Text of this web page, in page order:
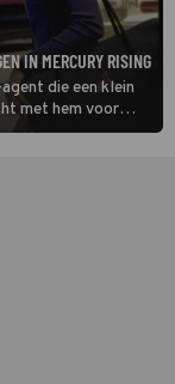
IN MERCURY RISING
die een klein
met hem voor